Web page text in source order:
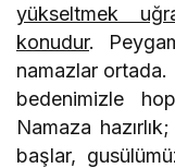
yükseltmek
konudur.
namazlar ortada.
bedenimizle
Namaza
başlar,